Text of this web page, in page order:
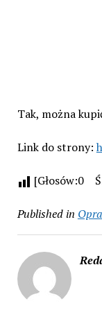
Tak, można
Link do strony:
[Głosów:0
Published in